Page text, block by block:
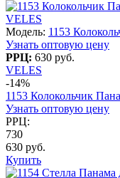
VELES
Модель: 1153
Узнать оптовую цену
РРЦ: 630 руб.
VELES
-14%
1153 Колокольчик
Узнать оптовую цену
РРЦ:
730
630 руб.
Купить